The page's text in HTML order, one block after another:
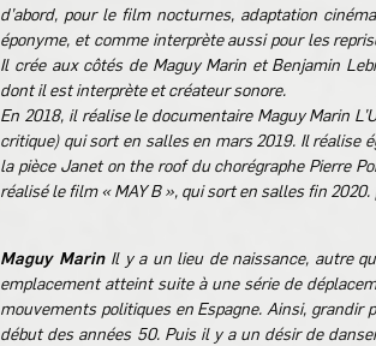
d’abord, pour le film nocturnes, adaptation
éponyme, et comme interprète aussi pour les
Il crée aux côtés de Maguy Marin et Benjamin
dont il est interprète et créateur sonore.
En 2018, il réalise le documentaire Maguy Marin
critique) qui sort en salles en mars 2019. Il réalise
la pièce Janet on the roof du chorégraphe Pierre
réalisé le film « MAY B », qui sort en salles fin 2020.
Maguy Marin Il y a un lieu de naissance, autre
emplacement atteint suite à une série de
mouvements politiques en Espagne. Ainsi, grandir
début des années 50. Puis il y a un désir de